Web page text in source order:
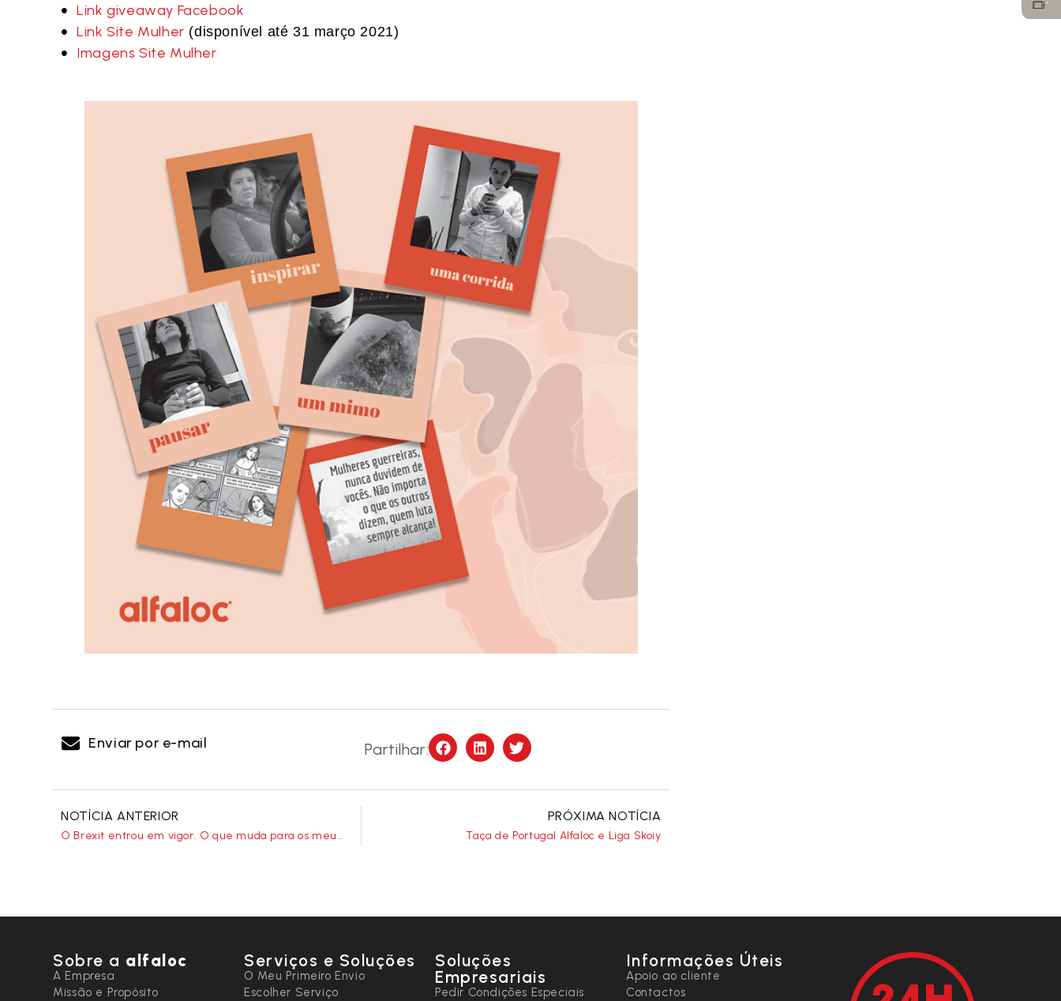
Link giveaway Facebook
Link Site Mulher (disponível até 31 março 2021)
Imagens Site Mulher
Enviar por e-mail Partilhar:
NOTÍCIA ANTERIOR
O Brexit entrou em vigor. O que muda para os meus envios?
PRÓXIMA NOTÍCIA
Taça de Portugal Alfaloc e Liga Skoiy
Sobre a alfaloc
A Empresa
Missão e Propósito
Serviços e Soluções
O Meu Primeiro Envio
Escolher Serviço
Soluções
Empresariais
Pedir Condições Especiais
Informações Úteis
Apoio ao cliente
Contactos